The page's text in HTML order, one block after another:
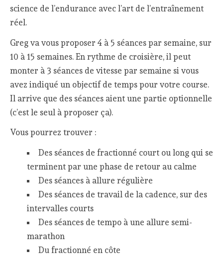
science de l’endurance avec l’art de l’entraînement
réel.
Greg va vous proposer 4 à 5 séances par semaine, sur
10 à 15 semaines. En rythme de croisière, il peut
monter à 3 séances de vitesse par semaine si vous
avez indiqué un objectif de temps pour votre course.
Il arrive que des séances aient une partie optionnelle
(c’est le seul à proposer ça).
Vous pourrez trouver :
Des séances de fractionné court ou long qui se
terminent par une phase de retour au calme
Des séances à allure régulière
Des séances de travail de la cadence, sur des
intervalles courts
Des séances de tempo à une allure semi-
marathon
Du fractionné en côte